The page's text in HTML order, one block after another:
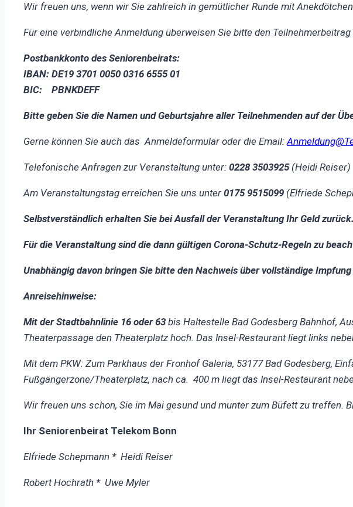
Wir freuen uns, wenn wir Sie zahlreich in gemütlicher Runde mit
Für eine verbindliche Anmeldung überweisen Sie bitte den Teilnehmerbeitrag
Postbankkonto des Seniorenbeirats:
IBAN: DE19 3701 0050 0316 6555 01
BIC: PBNKDEFF
Bitte geben Sie die Namen und Geburtsjahre aller Teilnehmenden auf der
Gerne können Sie auch das Anmeldeformular oder die Email:
Telefonische Anfragen zur Veranstaltung unter: 0228 3503925(Heidi Reiser)
Am Veranstaltungstag erreichen Sie uns unter 0175 9515099 (Elfriede
Selbstverständlich erhalten Sie bei Ausfall der Veranstaltung Ihr Geld zurück.
Für die Veranstaltung sind die dann gültigen Corona-Schutz-Regeln zu
Unabhängig davon bringen Sie bitte den Nachweis über vollständige
Anreisehinweise:
Mit der Stadtbahnlinie 16 oder 63 bis Haltestelle Bad Godesberg Bahnhof,
Theaterpassage den Theaterplatz hoch. Das Insel-Restaurant liegt links
Mit dem PKW: Zum Parkhaus der Fronhof Galeria, 53177 Bad Godesberg,
Fußgängerzone/Theaterplatz, nach ca. 400 m liegt das Insel-Restaurant
Wir freuen uns schon, Sie im Mai gesund und munter zum Büfett zu treffen.
Ihr Seniorenbeirat Telekom Bonn
Elfriede Schepmann * Heidi Reiser
Robert Hochrath * Uwe Myler